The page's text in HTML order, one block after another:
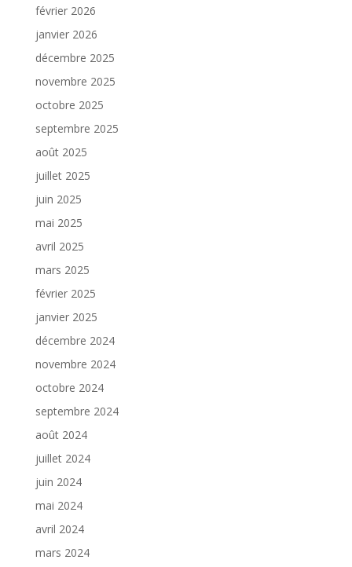
février 2026
janvier 2026
décembre 2025
novembre 2025
octobre 2025
septembre 2025
août 2025
juillet 2025
juin 2025
mai 2025
avril 2025
mars 2025
février 2025
janvier 2025
décembre 2024
novembre 2024
octobre 2024
septembre 2024
août 2024
juillet 2024
juin 2024
mai 2024
avril 2024
mars 2024